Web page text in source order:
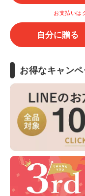
お支払いは
自分に贈る
お得なキャン